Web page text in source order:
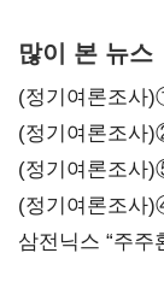
많이 본 뉴스
(정기여론조사
지지도 '50% 아
(정기여론조사
(정기여론조사
만에 다시 40%
(정기여론조사
서미화·이성윤
삼전닉스 “주